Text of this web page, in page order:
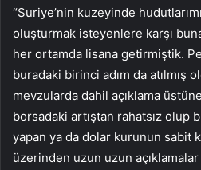
“Suriye’nin kuzeyinde
oluşturmak isteyenlere karşı
her ortamda lisana getirmiştik.
buradaki birinci adım da atılmış
mevzularda dahil açıklama
borsadaki artıştan rahatsız olup
yapan ya da dolar kurunun sabit
üzerinden uzun uzun